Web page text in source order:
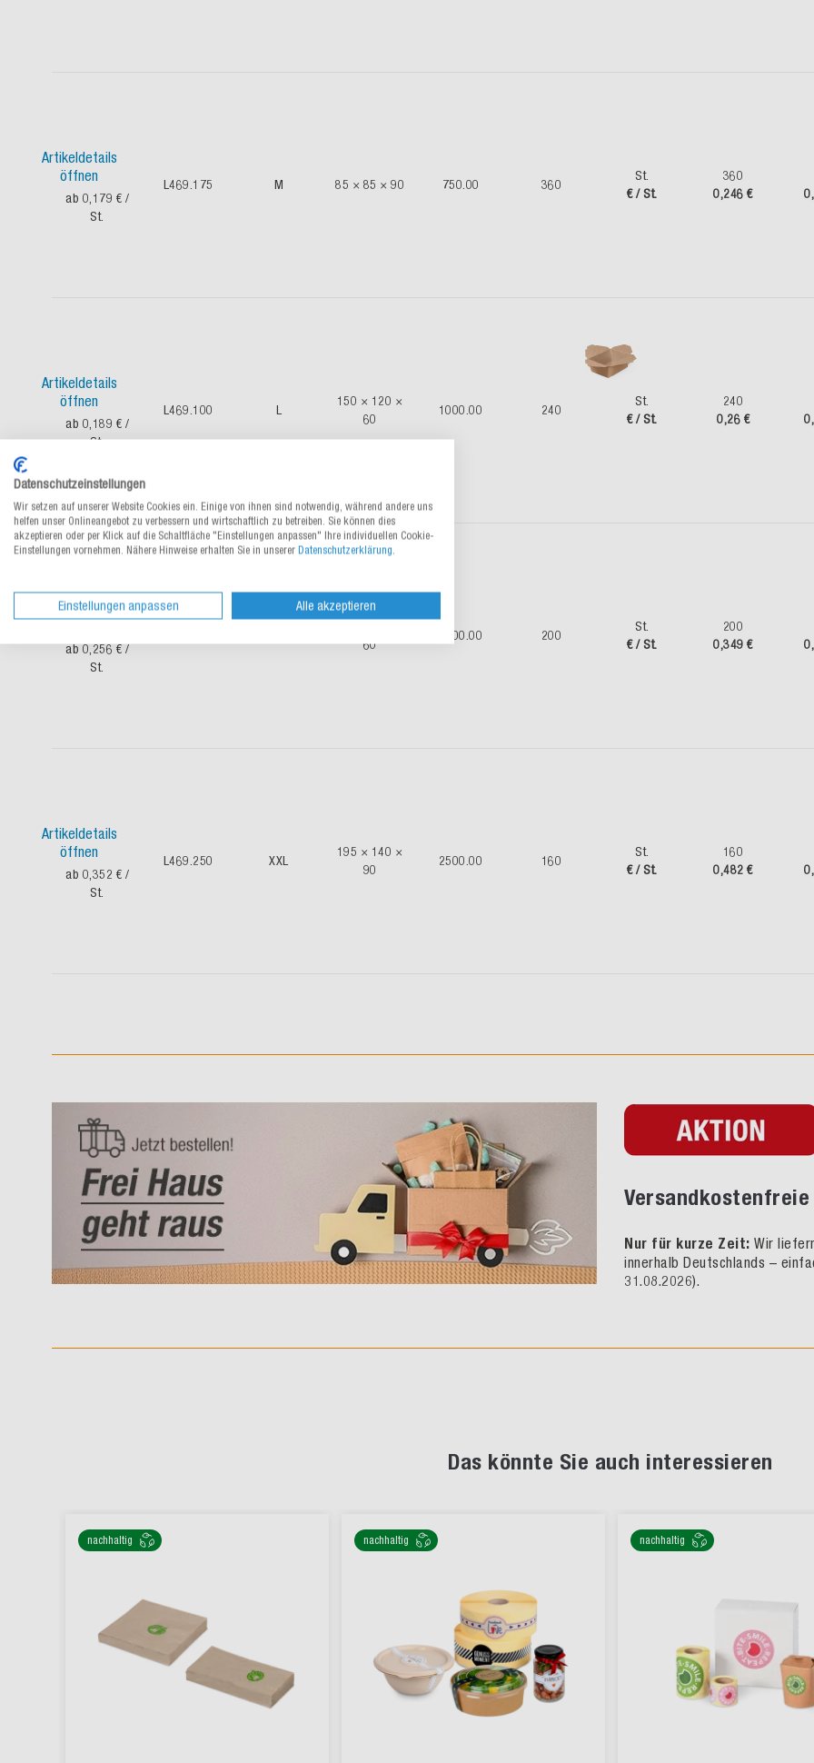
Artikeldetails
öffnen
ab 0,179 € /
St.
L469.175 M 85 × 85 × 90 750.00 360
St.
€ / St.
360
0,246 €
Artikeldetails
öffnen
ab 0,189 € /
St.
L469.100 L
150 × 120 ×
60
1000.00 240
St.
€ / St.
240
0,26 €
Artikeldetails
ab 0,256 € /
St.
60
1500.00 200
St.
€ / St.
200
0,349 €
Artikeldetails
öffnen
ab 0,352 € /
St.
L469.250 XXL
195 × 140 ×
90
2500.00 160
St.
€ / St.
160
0,482 €
Nur für kurze Zeit: Wir
innerhalb Deutschlands –
31.08.2026).
Das könnte Sie auch interessieren
nachhaltig nachhaltig nachhaltig
Datenschutzeinstellungen
Wir setzen auf unserer Website Cookies ein. Einige von ihnen sind notwendig, während andere uns
helfen unser Onlineangebot zu verbessern und wirtschaftlich zu betreiben. Sie können dies
akzeptieren oder per Klick auf die Schaltfläche "Einstellungen anpassen" Ihre individuellen Cookie-
Einstellungen vornehmen. Nähere Hinweise erhalten Sie in unserer Datenschutzerklärung.
Einstellungen anpassen Alle akzeptieren